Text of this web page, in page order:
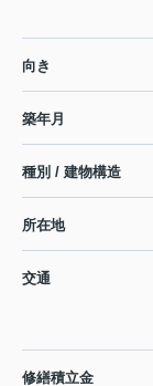
向き
築年月
種別 / 建物構造
所在地
交通
修繕積立金